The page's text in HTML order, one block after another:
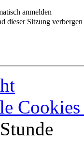
anmelden
dieser Sitzung verbergen
Cookies